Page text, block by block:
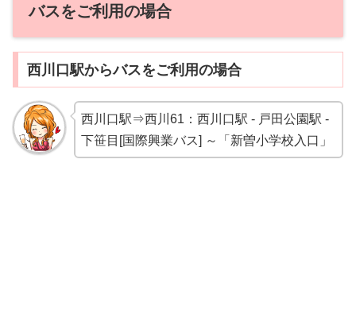
バスをご利用の場合
西川口駅からバスをご利用の場合
西川口駅⇒西川61：西川口駅 - 戸田公園駅 -
下笹目[国際興業バス] ～「新曽小学校入口」